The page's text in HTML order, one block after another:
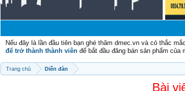
Nếu đây là lần đầu tiên bạn ghé thăm dmec.vn và có thắc
để trở thành thành viên để bắt đầu đăng bán sản phẩm của
Trang chủ Diễn đàn
Bài